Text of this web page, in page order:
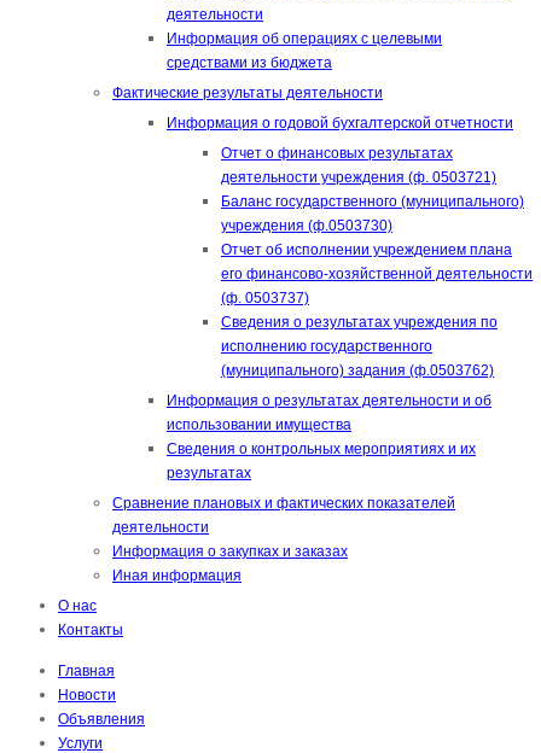
деятельности
Информация об операциях с целевыми
средствами из бюджета
Фактические результаты деятельности
Информация о годовой бухгалтерской отчетности
Отчет о финансовых результатах
деятельности учреждения (ф. 0503721)
Баланс государственного (муниципального)
учреждения (ф.0503730)
Отчет об исполнении учреждением плана
его финансово-хозяйственной деятельности
(ф. 0503737)
Сведения о результатах учреждения по
исполнению государственного
(муниципального) задания (ф.0503762)
Информация о результатах деятельности и об
использовании имущества
Сведения о контрольных мероприятиях и их
результатах
Сравнение плановых и фактических показателей
деятельности
Информация о закупках и заказах
Иная информация
О нас
Контакты
Главная
Новости
Объявления
Услуги